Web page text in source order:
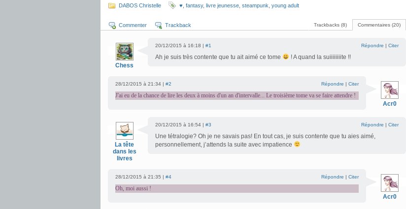
DABOS Christelle ♥ fantasy, livre jeunesse steampunk young adult
Commentaires (20)
Trackbacks (8)
Commenter Trackback
Chess
20/12/2015 à 16:18 | #1 Répondre | Citer
Ah je suis très contente que tu ait aimé ce tome ! A quand la suiiiiiiiite !!
Acr0
28/12/2015 à 21:34 | #2 Répondre | Citer
J'ai eu de la chance de lire les deux à moins d'un an d'intervalle... Le troisième tome va se faire attendre !
La tête
dans les
livres
20/12/2015 à 16:54 | #3 Répondre | Citer
Une tétralogie? Oh je ne savais pas! En tout cas, je suis contente que tu aies aimé,
personnellement, j’attends la suite avec impatience
Acr0
28/12/2015 à 21:35 | #4 Répondre | Citer
Oh, moi aussi !